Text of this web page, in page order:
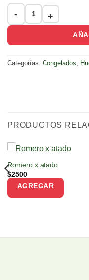
Veduras congeladas
Categorías: Congelados,
PRODUCTOS
Romero x atado
$2500
AGREGAR